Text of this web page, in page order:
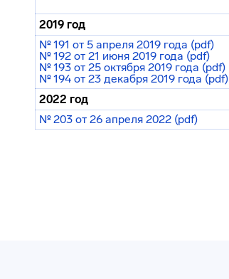
2019 год
№ 191 от 5 апреля 2019 года (pdf)
№ 192 от 21 июня 2019 года (pdf)
№ 193 от 25 октября 2019 года (pdf)
№ 194 от 23 декабря 2019 года (pdf)
2022 год
№ 203 от 26 апреля 2022 (pdf)